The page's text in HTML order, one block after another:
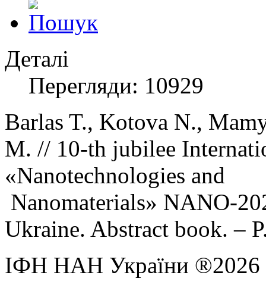
Деталі
Перегляди: 10929
Barlas T., Kotova N.,
M. // 10-th jubilee
«Nanotechnologies and
Nanomaterials» NANO-
Ukraine. Abstract book. –
ІФН НАН України ®2026